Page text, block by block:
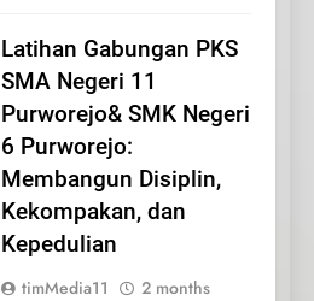
Latihan Gabungan PKS
SMA Negeri 11
Purworejo& SMK Negeri
6 Purworejo:
Membangun Disiplin,
Kekompakan, dan
Kepedulian
timMedia11
2 months